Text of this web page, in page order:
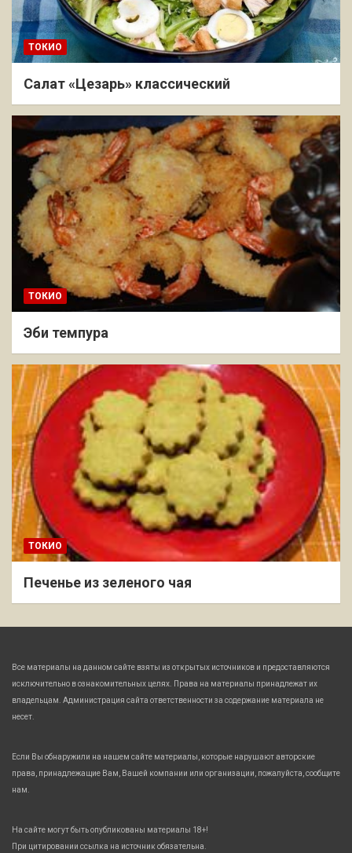
ТОКИО
Салат «Цезарь» классический
ТОКИО
Эби темпура
ТОКИО
Печенье из зеленого чая
Все материалы на данном сайте взяты из открытых источников и предоставляются
исключительно в ознакомительных целях. Права на материалы принадлежат их
владельцам. Администрация сайта ответственности за содержание материала не
несет.
Если Вы обнаружили на нашем сайте материалы, которые нарушают авторские
права, принадлежащие Вам, Вашей компании или организации, пожалуйста, сообщите
нам.
На сайте могут быть опубликованы материалы 18+!
При цитировании ссылка на источник обязательна.